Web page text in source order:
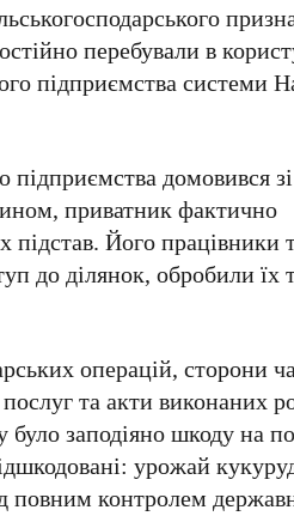
перебували в
підприємства системи
підприємства домовився
приватник фактично
підстав. Його працівники
до ділянок, обробили їх
операцій, сторони
та акти виконаних
було заподіяно шкоду на
урожай
повним контролем